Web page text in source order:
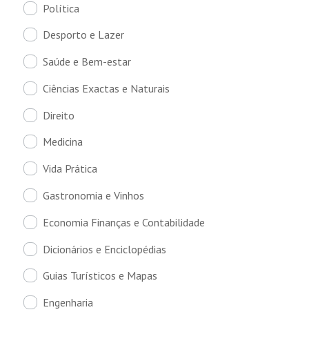
Política
Desporto e Lazer
Saúde e Bem-estar
Ciências Exactas e Naturais
Direito
Medicina
Vida Prática
Gastronomia e Vinhos
Economia Finanças e Contabilidade
Dicionários e Enciclopédias
Guias Turísticos e Mapas
Engenharia